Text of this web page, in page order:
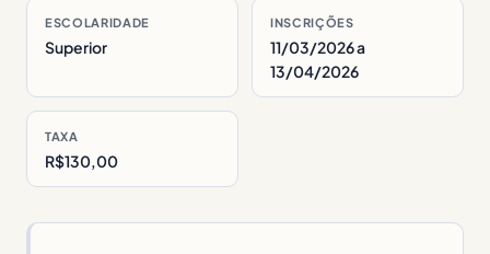
ESCOLARIDADE
Superior
INSCRIÇÕES
11/03/2026 a
13/04/2026
TAXA
R$130,00